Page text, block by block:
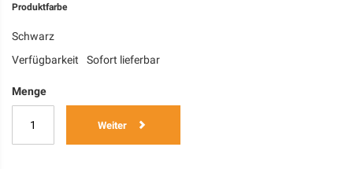
Produktfarbe
Schwarz
Verfügbarkeit
Sofort lieferbar
Menge
Weiter